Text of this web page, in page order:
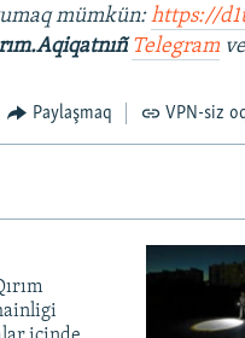
mümkün:https://
Telegram
Paylaşmaq VPN-siz